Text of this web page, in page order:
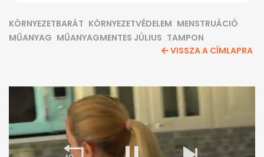
KÖRNYEZETBARÁT KÖRNYEZETVÉDELEM MENSTRUÁCIÓ
MŰANYAG MŰANYAGMENTES JÚLIUS TAMPON
VISSZA A CÍMLAPRA